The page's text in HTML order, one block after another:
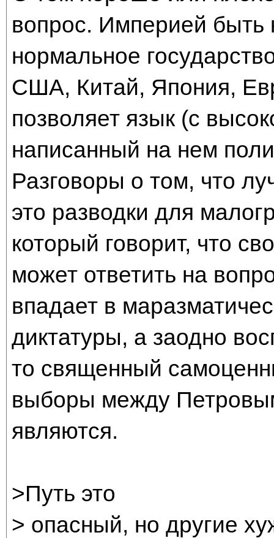
вопрос. Империей
нормальное
США, Китай, Япония,
позволяет язык (с
написанный на нем
Разговоры о том, что
это разводки для
который говорит, что
может ответить на
впадает в
диктатуры, а заодно
то священный
выборы между
являются.
>Путь это
> опасный, но другие